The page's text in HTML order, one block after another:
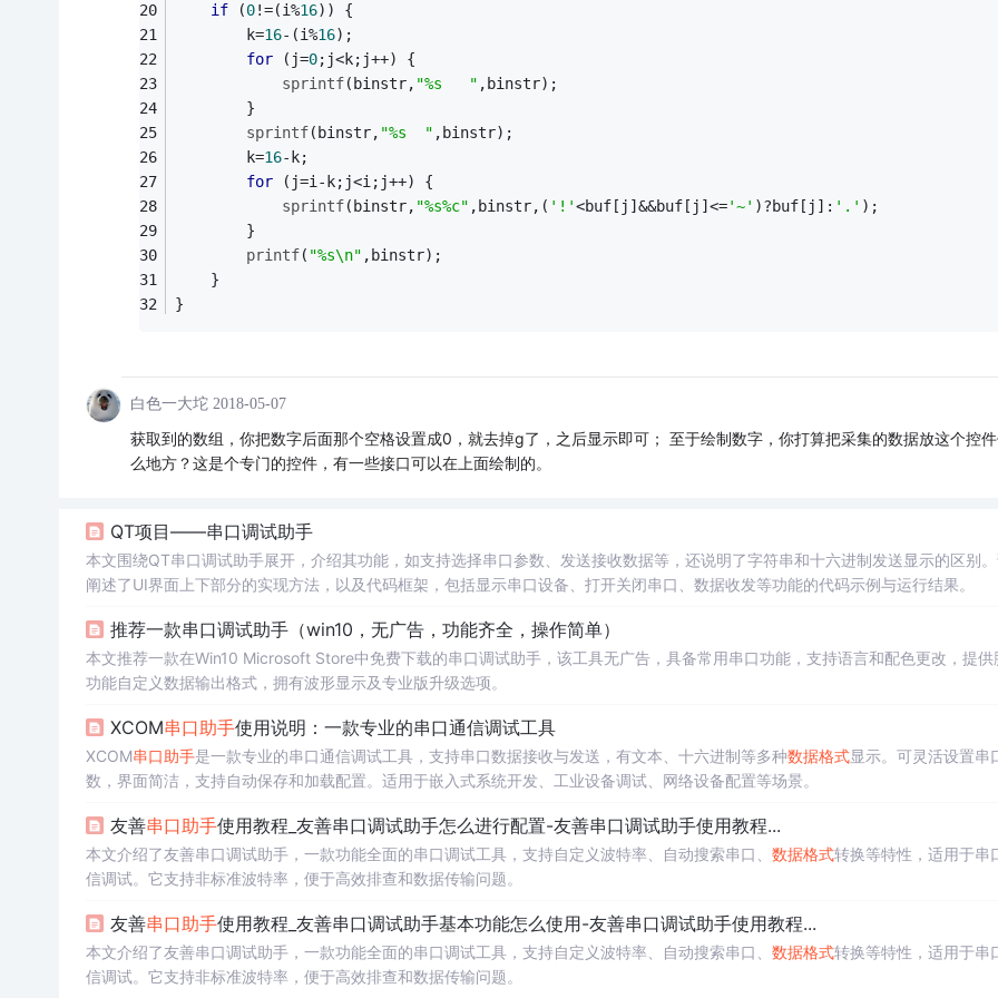
if (0!=(i%16)) {
        k=
16-(i%16);
for (j=0;j<k;j++) {
sprintf(binstr, "%s   " ,binstr);
        }
sprintf(binstr, "%s  " ,binstr);
        k=
16-k;
for (j=i-k;j<i;j++) {
sprintf(binstr, "%s%c" ,binstr,( '!'<buf[j]&&buf[j]<='~' )?buf[j]: '.' );
        }
printf( "%s\n" ,binstr);
    }
}
白色一大坨 2018-05-07
获取到的数组，你把数字后面那个空格设置成0，就去掉g了，之后显示即可； 至于绘制数字，你打算把采集的数据放这个控
么地方？这是个专门的控件，有一些接口可以在上面绘制的。
QT项目——串口调试助手
本文围绕QT串口调试助手展开，介绍其功能，如支持选择串口参数、发送接收数据等，还说明了字符串和十六进制发送显示的区别
阐述了UI界面上下部分的实现方法，以及代码框架，包括显示串口设备、打开关闭串口、数据收发等功能的代码示例与运行结果。
推荐一款串口调试助手（win10，无广告，功能齐全，操作简单）
本文推荐一款在Win10 Microsoft Store中免费下载的串口调试助手，该工具无广告，具备常用串口功能，支持语言和配色更改，提供
功能自定义数据输出格式，拥有波形显示及专业版升级选项。
XCOM串口助手使用说明：一款专业的串口通信调试工具
XCOM串口助手是一款专业的串口通信调试工具，支持串口数据接收与发送，有文本、十六进制等多种数据格式显示。可灵活设置串
数，界面简洁，支持自动保存和加载配置。适用于嵌入式系统开发、工业设备调试、网络设备配置等场景。
友善串口助手使用教程_友善串口调试助手怎么进行配置-友善串口调试助手使用教程...
本文介绍了友善串口调试助手，一款功能全面的串口调试工具，支持自定义波特率、自动搜索串口、 数据格式转换等特性，适用于串
信调试。它支持非标准波特率，便于高效排查和数据传输问题。
友善串口助手使用教程_友善串口调试助手基本功能怎么使用-友善串口调试助手使用教程...
本文介绍了友善串口调试助手，一款功能全面的串口调试工具，支持自定义波特率、自动搜索串口、 数据格式转换等特性，适用于串
信调试。它支持非标准波特率，便于高效排查和数据传输问题。